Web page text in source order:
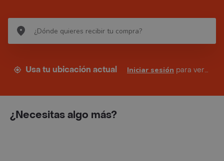
Usa tu ubicación actual Iniciar sesión para ver tus direcciones
¿Necesitas algo más?